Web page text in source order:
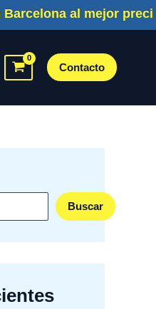
al mejor precio
Contacto
Buscar